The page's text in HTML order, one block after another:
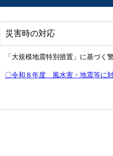
災害時の対応
「大規模地震特別措置」に基づ
〇令和８年度 風水害・地震等に